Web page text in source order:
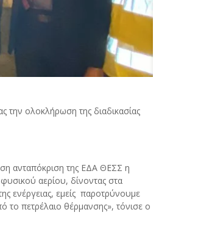
ολοκλήρωση της διαδικασίας
ανταπόκριση της ΕΔΑ ΘΕΣΣ η
αερίου, δίνοντας στα
ενέργειας, εμείς παροτρύνουμε
το πετρέλαιο θέρμανσης», τόνισε ο